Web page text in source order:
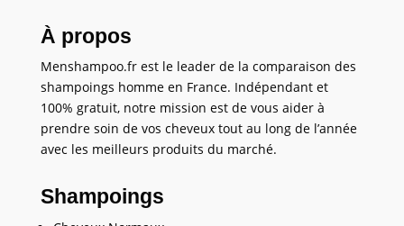
À propos
Menshampoo.fr est le leader de la comparaison des
shampoings homme en France. Indépendant et
100% gratuit, notre mission est de vous aider à
prendre soin de vos cheveux tout au long de l’année
avec les meilleurs produits du marché.
Shampoings